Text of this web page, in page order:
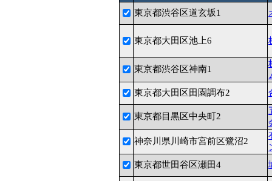
東京都渋谷区道玄坂1
東京都大田区池上6
東京都渋谷区神南1
東京都大田区田園調布2
東京都目黒区中央町2
神奈川県川崎市宮前区鷺沼2
東京都世田谷区瀬田4